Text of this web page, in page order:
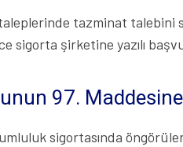
tazminat
sigorta şirketine yazılı
97.
sigortasında